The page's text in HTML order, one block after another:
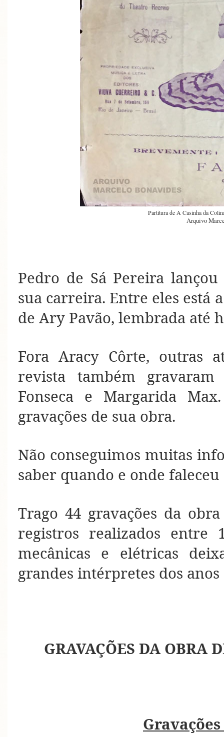
Partitura de A Casinha da
Arquivo
Pedro de Sá Pereira
sua carreira. Entre eles está
de Ary Pavão, lembrada até
Fora Aracy Côrte, outras
revista também
Fonseca e Margarida
gravações de sua obra.
Não conseguimos muitas
saber quando e onde
Trago 44 gravações da
registros realizados entre
mecânicas e elétricas
grandes intérpretes dos
GRAVAÇÕES DA OBRA